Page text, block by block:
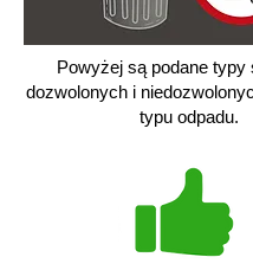
Powyżej są podane typy
dozwolonych i
typu odpadu.